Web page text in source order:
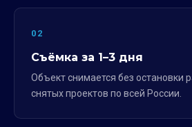
02
Съёмка за 1–3 дня
Объект снимается без остановки
снятых проектов по всей России.